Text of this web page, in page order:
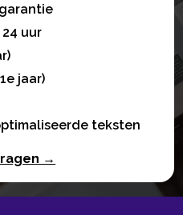
uur
jaar)
teksten
→